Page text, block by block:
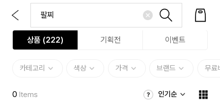
상품 (222) 기획전 이벤트
카테고리 색상 가격 브랜드 무료
0 Items 인기순